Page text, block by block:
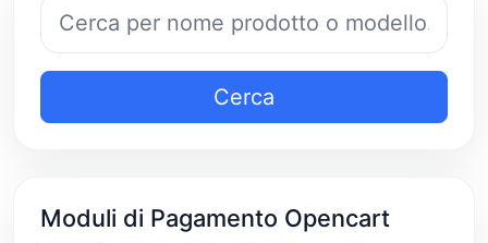
Cerca prodotti
Cerca
Moduli di Pagamento Opencart